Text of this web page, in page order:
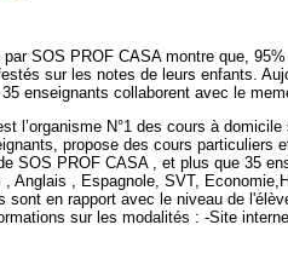
par SOS PROF CASA montre que,
sur les notes de leurs enfants.
enseignants collaborent avec le
l’organisme N°1 des cours à
propose des cours particuliers
SOS PROF CASA , et plus que 35
, Anglais , Espagnole, SVT,
sont en rapport avec le niveau de
sur les modalités : -Site